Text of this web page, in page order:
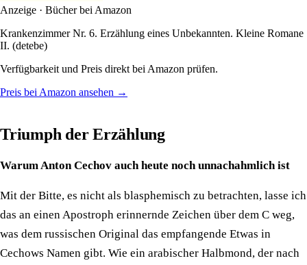
Anzeige · Bücher bei Amazon
Krankenzimmer Nr. 6. Erzählung eines Unbekannten. Kleine Romane
II. (detebe)
Verfügbarkeit und Preis direkt bei Amazon prüfen.
Preis bei Amazon ansehen →
Triumph der Erzählung
Warum Anton Cechov auch heute noch unnachahmlich ist
Mit der Bitte, es nicht als blasphemisch zu betrachten, lasse ich
das an einen Apostroph erinnernde Zeichen über dem C weg,
was dem russischen Original das empfangende Etwas in
Cechows Namen gibt. Wie ein arabischer Halbmond, der nach